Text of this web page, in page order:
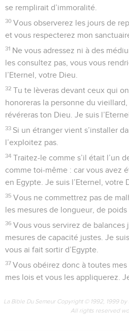
se remplirait d’immoralité.
30 Vous observerez les jours de
et vous respecterez mon
31 Ne vous adressez ni à des
les consultez pas, vous vous
l’Eternel, votre Dieu.
32 Tu te lèveras devant ceux qui
honoreras la personne du vieillard,
révéreras ton Dieu. Je suis
33 Si un étranger vient s’installer
l’exploitez pas.
34 Traitez-le comme s’il était l’un
comme toi-même : car vous avez
en Egypte. Je suis l’Eternel, votre
35 Vous ne commettrez pas de
les mesures de longueur, de poids
36 Vous vous servirez de balances
mesures de capacité justes. Je
vous ai fait sortir d’Egypte.
37 Vous obéirez donc à toutes
mes lois et vous les appliquerez.
La Bible Du Semeur Copyright © 1992, 1999
All rights reserved